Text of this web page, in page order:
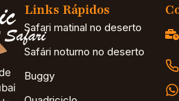
Links Rápidos
Safari matinal no deserto
Safári noturno no deserto
Buggy